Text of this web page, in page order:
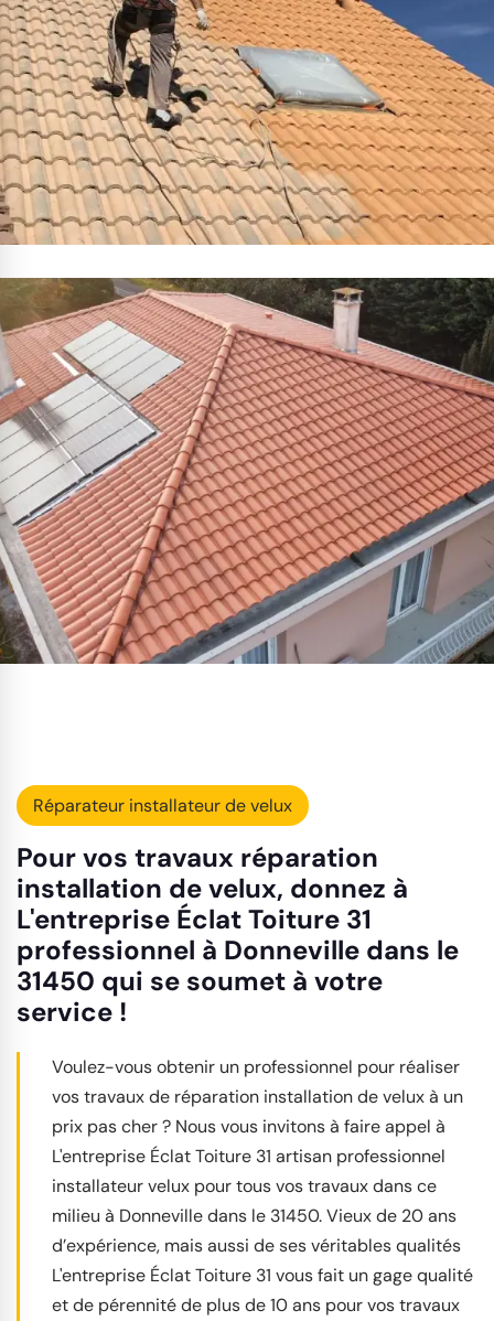
Réparateur installateur de velux
Pour vos travaux réparation
installation de velux, donnez à
L'entreprise Éclat Toiture 31
professionnel à Donneville dans le
31450 qui se soumet à votre
service !
Voulez-vous obtenir un professionnel pour réaliser
vos travaux de réparation installation de velux à un
prix pas cher ? Nous vous invitons à faire appel à
L'entreprise Éclat Toiture 31 artisan professionnel
installateur velux pour tous vos travaux dans ce
milieu à Donneville dans le 31450. Vieux de 20 ans
d’expérience, mais aussi de ses véritables qualités
L'entreprise Éclat Toiture 31 vous fait un gage qualité
et de pérennité de plus de 10 ans pour vos travaux